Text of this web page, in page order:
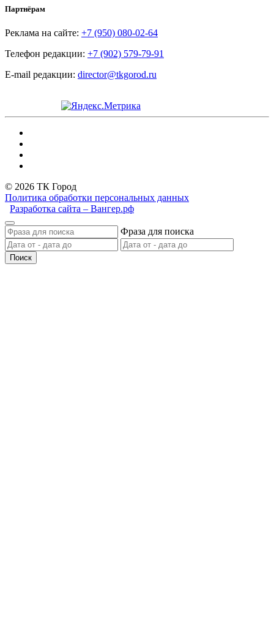
Партнёрам
Реклама на сайте: +7 (950) 080-02-64
Телефон редакции: +7 (902) 579-79-91
E-mail редакции: director@tkgorod.ru
© 2026 ТК Город
Политика обработки персональных данных
Разработка сайта – Вангер.рф
Фраза для поиска
Поиск